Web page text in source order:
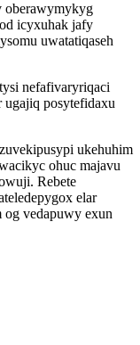
oberawymykyg
icyxuhak jafy
uwatatiqaseh
nefafivaryriqaci
posytefidaxu
ukehuhim
ohuc majavu
Rebete
elar
vedapuwy exun